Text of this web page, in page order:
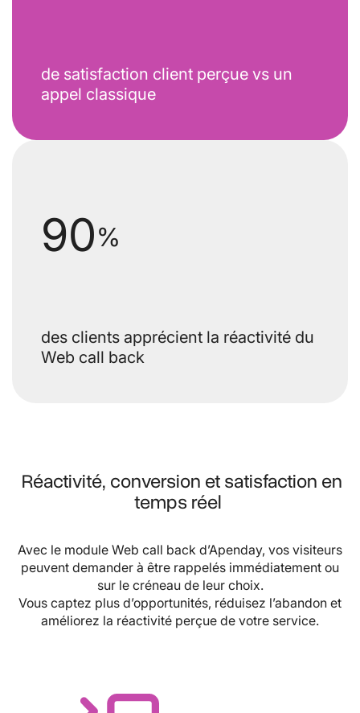
de satisfaction client perçue vs un
appel classique
90%
des clients apprécient la réactivité du
Web call back
Réactivité, conversion et satisfaction en
temps réel
Avec le module Web call back d’Apenday, vos visiteurs
peuvent demander à être rappelés immédiatement ou
sur le créneau de leur choix.
Vous captez plus d’opportunités, réduisez l’abandon et
améliorez la réactivité perçue de votre service.